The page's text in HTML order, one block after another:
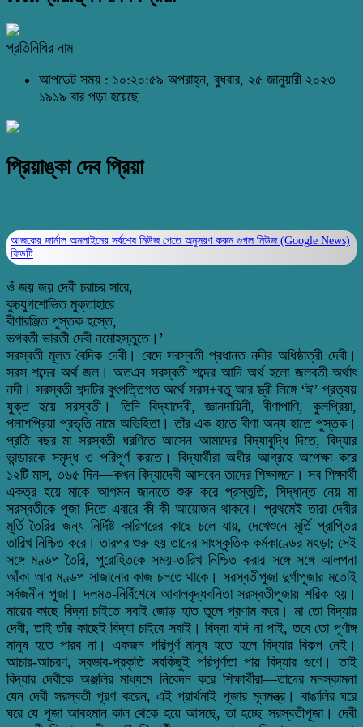
প্রতিনিধির নাম
আপডেট সময় : ১০:২০:৫৯ অপরাহ্ন, বুধবার, ২৫ জানুয়ারী ২০২৩
১৯১৯ বার পড়া হয়েছে
প্রিয়াঙ্কা দেব প্রিয়া
আজকের জার্নাল অনলাইনের সর্বশেষ নিউজ পেতে অনুসরণ করুন গুগল নিউজ (Google News)
ফিডটি
ওঁ জয় জয় দেবী চরাচর সারে,
কুচযুগশোভিত মুক্তাহারে
বীণারঞ্জিত পুস্তক হস্তে,
ভগবতী ভারতী দেবী নমোহস্তুতে।’
সরস্বতী মূলত বৈদিক দেবী। বেদে সরস্বতী প্রধানত নদীর অধিষ্ঠাত্রী দেবী।
সরস শব্দের অর্থ জল। অতএব সরস্বতী শব্দের আদি অর্থ হলো জলবতী অর্থাৎ
নদী। সরস্বতী শব্দটির বুৎপত্তিগত অর্থে সরস+বতু আর স্ত্রী লিঙ্গে ‘ঈ’ প্রত্যয়
যুক্ত হয়ে সরস্বতী। তিনি বিদ্যাদেবী, জ্ঞানদায়িনী, বীণাপাণি, কুলপ্রিয়া,
পলাশপ্রিয়া প্রভৃতি নামে অভিহিতা। তাঁর এক হাতে বীণা অন্য হাতে পুস্তক।
প্রতি বছর মা সরস্বতী ধরণিতে আসেন আমাদের বিদ্যাবুদ্ধি দিতে, বিদ্যার
ভান্ডারকে সমৃদ্ধ ও পরিপূর্ণ করতে। বিদ্যার্থীরা অধীর আগ্রহে অপেক্ষা করে
১২টি মাস, ৩৬৫ দিন—কখন বিদ্যাদেবী আসবেন তাদের শিক্ষাঙ্গনে। সব শিক্ষার্থী
একত্র হয়ে মাকে আগমন জানাতে শুরু করে প্রস্তুতি, সিদ্ধান্ত নেয় মা
সরস্বতীকে পূজা দিতে এবারে কী কী আয়োজন থাকবে। প্রথমেই তারা দেবীর
মূর্তি তৈরির জন্য নির্দিষ্ট কারিগরের কাছে চলে যায়, দেখেশুনে মূর্তি প্রাপ্তির
তারিখ নিশ্চিত করে। তারপর শুরু হয় তাদের সাংস্কৃতিক কর্মকাণ্ডের মহড়া; সেই
সঙ্গে মণ্ডপ তৈরি, পুরোহিতকে সময়-তারিখ নিশ্চিত করার সঙ্গে সঙ্গে আলপনা
আঁকা আর মণ্ডপ সাজানোর কাজ চলতে থাকে। সরস্বতীপূজা দুর্গাপূজার মতোই
সর্বজনীন পূজা। দলমত-নির্বিশেষে আবালবৃদ্ধবনিতা সরস্বতীপূজায় শরিক হয়।
মায়ের কাছে বিদ্যা চাইতে সবাই জোড় হাত তুলে প্রণাম করে। মা তো বিদ্যার
দেবী, তাই তাঁর কাছেই বিদ্যা চাইবে সবাই। বিদ্যা যদি না পাই, তবে তো পূর্ণাঙ্গ
মানুষ হতে পারব না। একজন পরিপূর্ণ মানুষ হতে হলে বিদ্যার বিকল্প নেই।
আচার-আচরণ, স্বভাব-প্রকৃতি সবকিছুই পরিপূর্ণতা পায় বিদ্যার গুণে। তাই
বিদ্যার দেবীকে অঞ্জলির মাধ্যমে নিবেদন করে শিক্ষার্থীরা—তাদের মনস্কামনা
যেন দেবী সরস্বতী পূরণ করেন, এই প্রার্থনাই পূজার মূলমন্ত্র। বাঙালির ঘরে
ঘরে যে পূজা আবহমান কাল থেকে হয়ে আসছে, তা হচ্ছে সরস্বতীপূজা। দেবী